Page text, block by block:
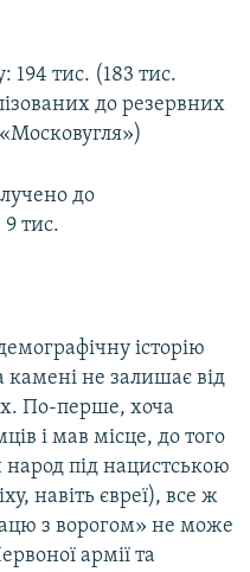
194 тис. (183 тис.
до резервних
до
9 тис.
історію
не залишає від
По-перше, хоча
і мав місце, до того
під нацистською
навіть євреї), все ж
з ворогом» не може
армії та